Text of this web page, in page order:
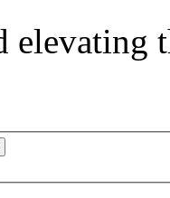
elevating